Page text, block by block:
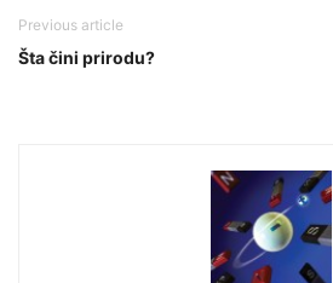
Previous article
Šta čini prirodu?